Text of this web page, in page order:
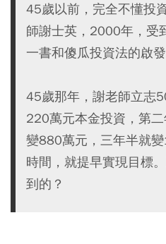
45歲以前，完全不懂投
師謝士英，2000年，受
一書和傻瓜投資法的啟
45歲那年，謝老師立志
220萬元本金投資，第
變880萬元，三年半就
時間，就提早實現目標
到的？